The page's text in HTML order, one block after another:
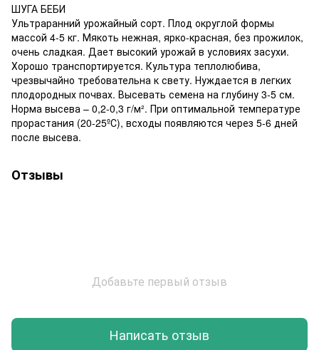
ШУГА БЕБИ
Ультраранний урожайный сорт. Плод округлой формы
массой 4-5 кг. Мякоть нежная, ярко-красная, без прожилок,
очень сладкая. Дает высокий урожай в условиях засухи.
Хорошо транспортируется. Культура теплолюбива,
чрезвычайно требовательна к свету. Нуждается в легких
плодородных почвах. Высевать семена на глубину 3-5 см.
Норма высева – 0,2-0,3 г/м². При оптимальной температуре
прорастания (20-25ºС), всходы появляются через 5-6 дней
после высева.
Отзывы
Добавьте первый отзыв
Написать отзыв